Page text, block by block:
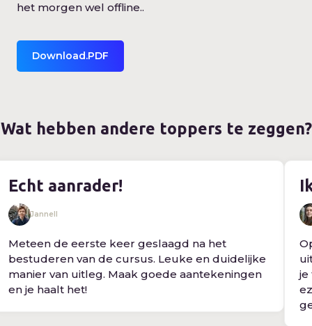
het morgen wel offline..
Download.PDF
Wat hebben andere toppers te zeggen?
Echt aanrader!
Jannell
Meteen de eerste keer geslaagd na het
bestuderen van de cursus. Leuke en duidelijke
manier van uitleg. Maak goede aantekeningen
en je haalt het!
je